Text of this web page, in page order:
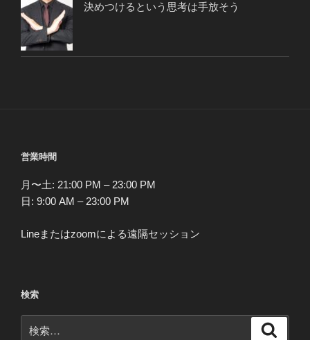
決めつけるという思考は手放そう
営業時間
月〜土: 21:00 PM – 23:00 PM
日: 9:00 AM – 23:00 PM
Lineまたはzoomによる遠隔セッション
検索